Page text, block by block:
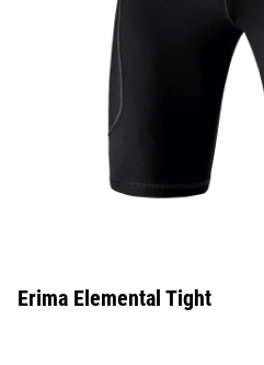
Erima Elemental Tight